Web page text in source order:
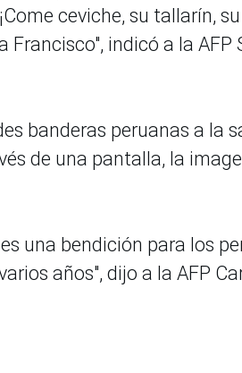
ceviche, su tallarín,
indicó a la AFP
banderas peruanas a la
de una pantalla, la
es una bendición para los
años", dijo a la AFP